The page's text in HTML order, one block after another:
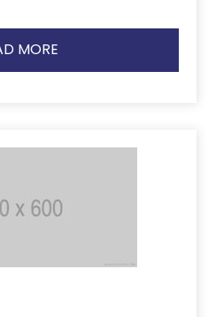
READ MORE